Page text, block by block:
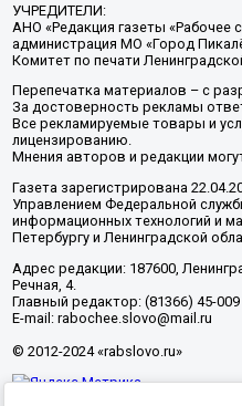
УЧРЕДИТЕЛИ:
АНО «Редакция газеты «Рабочее
администрация МО «Город
Комитет по печати
Перепечатка материалов – с
За достоверность рекламы
Все рекламируемые товары и
лицензированию.
Мнения авторов и редакции
Газета зарегистрирована
Управлением Федеральной
информационных технологий и
Петербургу и Ленинградской
Адрес редакции: 187600,
Речная, 4.
Главный редактор: (81366) 45-009
E-mail: rabochee.slovo@mail.ru
© 2012-2024 «rabslovo.ru»